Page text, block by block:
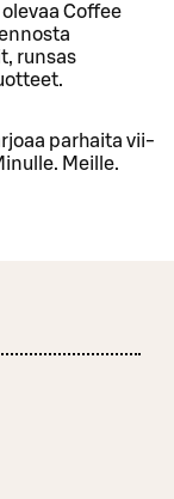
Coffee
runsas
par­hai­ta vii­
Meil­le.